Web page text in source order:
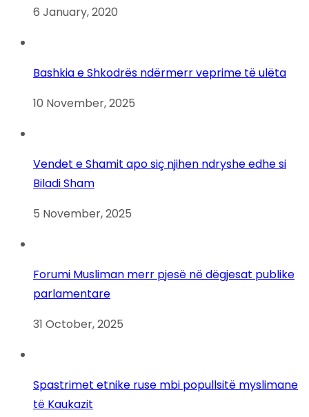
6 January, 2020
Bashkia e Shkodrës ndërmerr veprime të ulëta
10 November, 2025
Vendet e Shamit apo siç njihen ndryshe edhe si
Biladi Sham
5 November, 2025
Forumi Musliman merr pjesë në dëgjesat publike
parlamentare
31 October, 2025
Spastrimet etnike ruse mbi popullsitë myslimane
të Kaukazit